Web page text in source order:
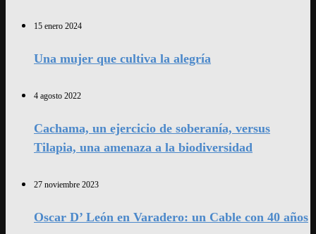
15 enero 2024
Una mujer que cultiva la alegría
4 agosto 2022
Cachama, un ejercicio de soberanía, versus
Tilapia, una amenaza a la biodiversidad
27 noviembre 2023
Oscar D’ León en Varadero: un Cable con 40 años